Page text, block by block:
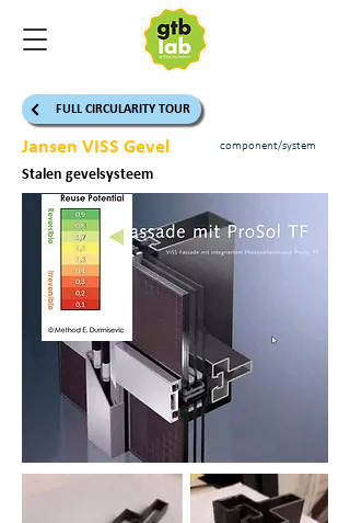
FULL CIRCULARITY TOUR
Jansen VISS Gevel component/system
Stalen gevelsysteem